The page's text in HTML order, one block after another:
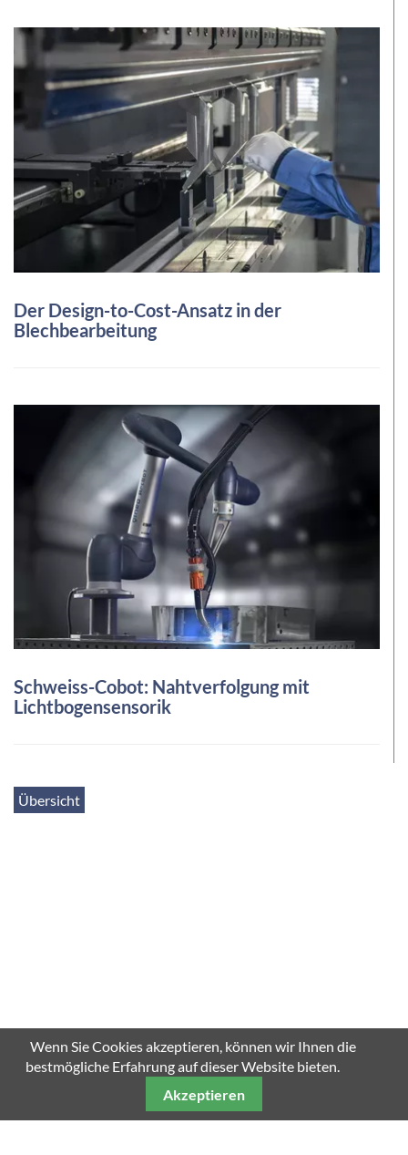
Der Design-to-Cost-Ansatz in der
Blechbearbeitung
Schweiss-Cobot: Nahtverfolgung mit
Lichtbogensensorik
Übersicht
Wenn Sie Cookies akzeptieren, können wir Ihnen die
bestmögliche Erfahrung auf dieser Website bieten.
Akzeptieren